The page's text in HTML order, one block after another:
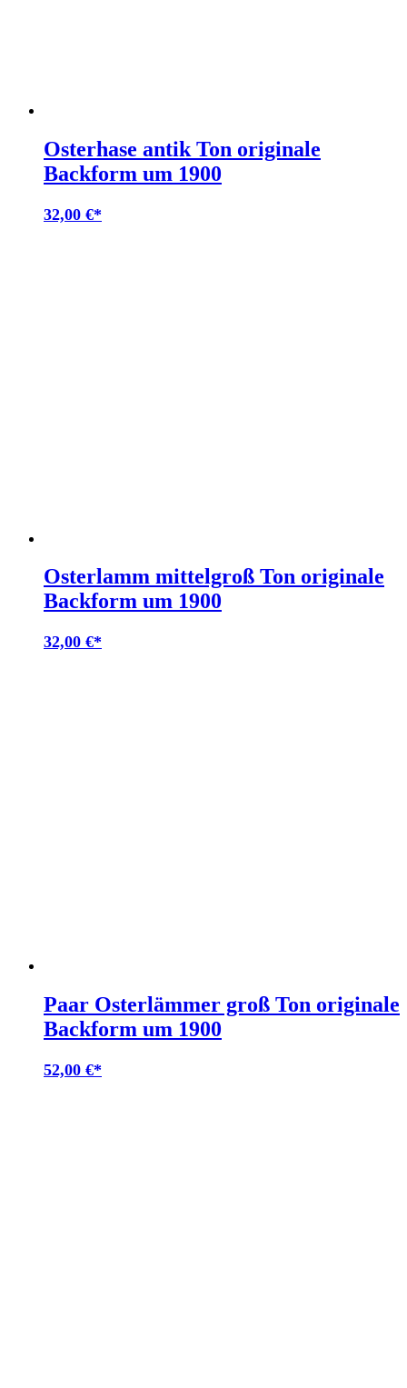
Osterhase antik Ton originale
Backform um 1900
32,00 €
Osterlamm mittelgroß Ton originale
Backform um 1900
32,00 €
Paar Osterlämmer groß Ton originale
Backform um 1900
52,00 €